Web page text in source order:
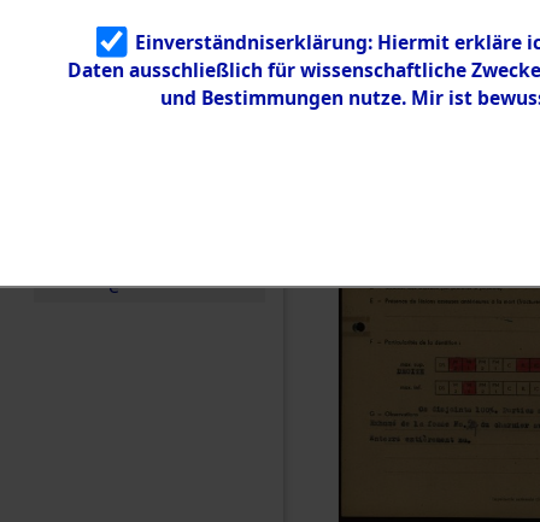
Identifizierun
g
5.3.3
Todesmärsch
e
Einverständniserklärung: Hiermit erkläre
Daten ausschließlich für wissenschaftliche
und Bestimmungen nutze. Mir ist